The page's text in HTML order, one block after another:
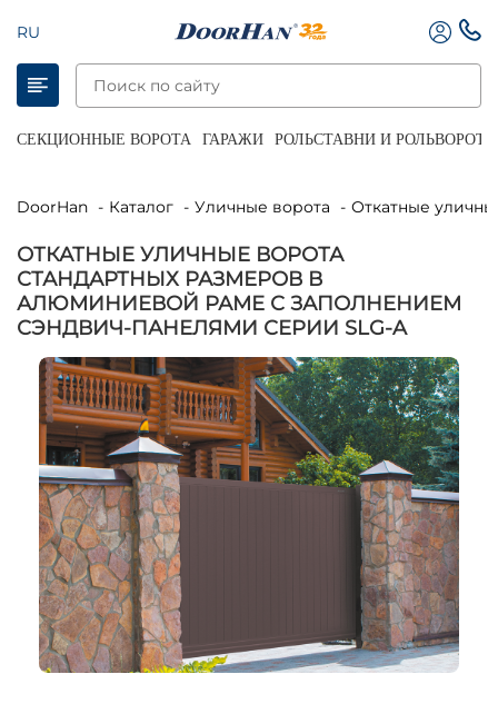
RU
СЕКЦИОННЫЕ ВОРОТА ГАРАЖИ РОЛЬСТАВНИ И РОЛЬВОРОТА
DoorHan Каталог Уличные ворота Откатные
ОТКАТНЫЕ УЛИЧНЫЕ ВОРОТА
СТАНДАРТНЫХ РАЗМЕРОВ В
АЛЮМИНИЕВОЙ РАМЕ С ЗАПОЛНЕНИЕМ
СЭНДВИЧ-ПАНЕЛЯМИ СЕРИИ SLG-A